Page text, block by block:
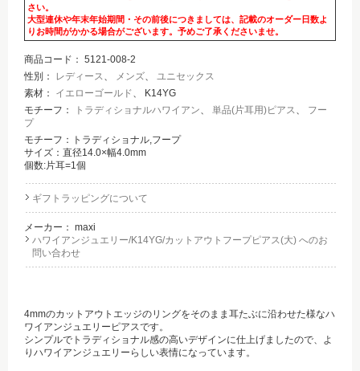
さい。
大型連休や年末年始期間・その前後につきましては、記載のオーダー日数よ
りお時間がかかる場合がございます。予めご了承くださいませ。
商品コード： 5121-008-2
性別：
レディース、 メンズ、 ユニセックス
素材： イエローゴールド、 K14YG
モチーフ：
トラディショナルハワイアン、 単品(片耳用)ピアス、 フー
プ
モチーフ：トラディショナル,フープ
サイズ：直径14.0×幅4.0mm
個数:片耳=1個
ギフトラッピングについて
メーカー： maxi
ハワイアンジュエリー/K14YG/カットアウトフープピアス(大) へのお
問い合わせ
4mmのカットアウトエッジのリングをそのまま耳たぶに沿わせた様なハ
ワイアンジュエリーピアスです。
シンプルでトラディショナル感の高いデザインに仕上げましたので、よ
りハワイアンジュエリーらしい表情になっています。